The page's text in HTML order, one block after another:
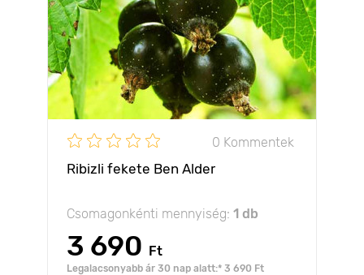
0 Kommentek
Ribizli fekete Ben Alder
Csomagonkénti mennyiség: 1 db
3 690 Ft
Legalacsonyabb ár 30 nap alatt:* 3 690 Ft